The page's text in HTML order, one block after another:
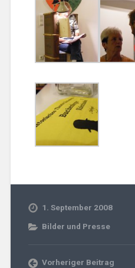
1. September 2008
Bilder und Presse
Vorheriger Beitrag